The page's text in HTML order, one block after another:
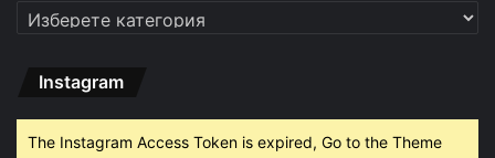
Категории
Instagram
The Instagram Access Token is expired, Go to the Theme